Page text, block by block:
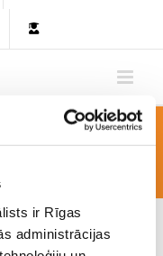
ir Rīgas
administrācijas